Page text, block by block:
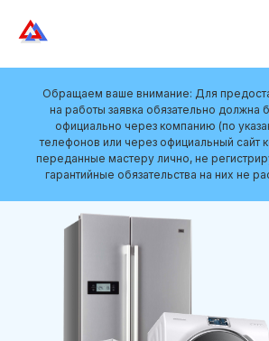
Обращаем ваше внимание: Для
на работы заявка обязательно должна
официально через компанию (по
телефонов или через официальный сайт
переданные мастеру лично, не
гарантийные обязательства на них не